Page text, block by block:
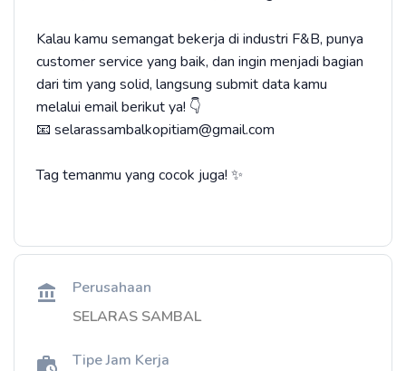
Kalau kamu semangat bekerja di industri F&B, punya
customer service yang baik, dan ingin menjadi bagian
dari tim yang solid, langsung submit data kamu
melalui email berikut ya! 👇
📧 selarassambalkopitiam@gmail.com
Tag temanmu yang cocok juga! ✨
Perusahaan
SELARAS SAMBAL
Tipe Jam Kerja